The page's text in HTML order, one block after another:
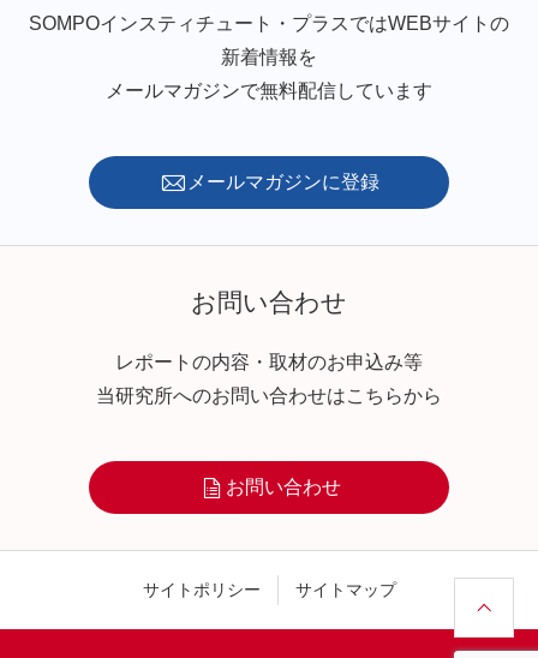
SOMPOインスティチュート・プラスではWEBサイトの
新着情報を
メールマガジンで無料配信しています
メールマガジンに登録
お問い合わせ
レポートの内容・取材のお申込み等
当研究所へのお問い合わせはこちらから
お問い合わせ
サイトポリシー サイトマップ